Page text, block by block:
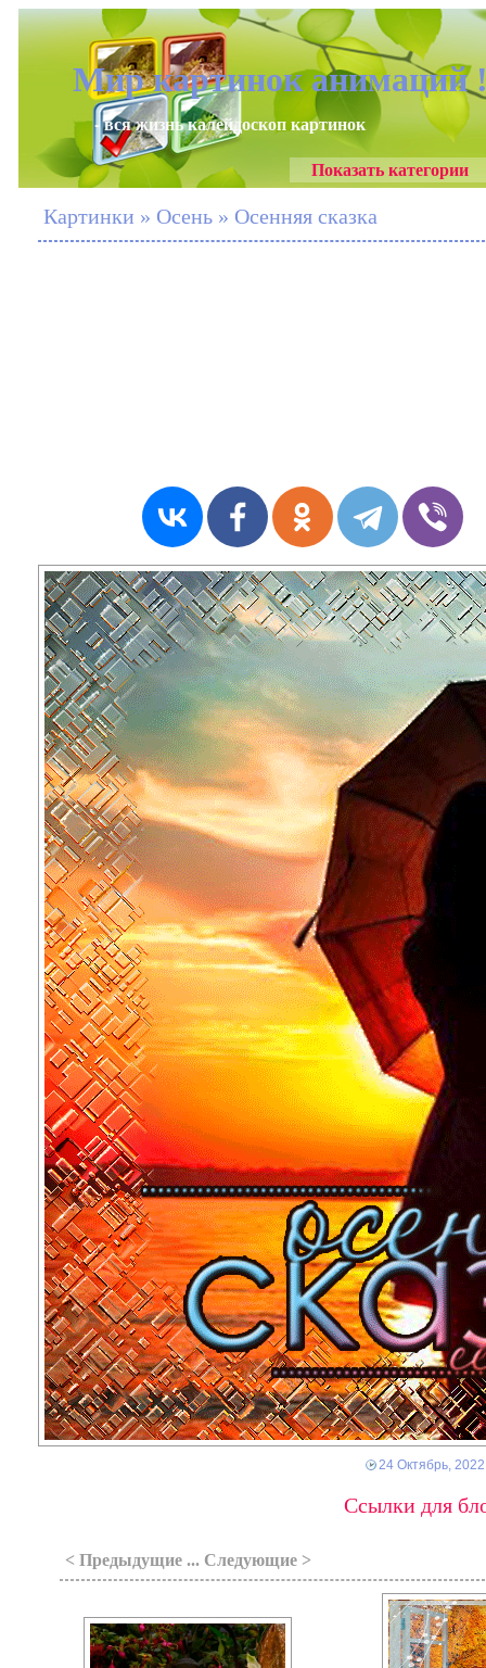
Мир картинок анимаций
- вся жизнь калейдоскоп картинок
Показать категории
Картинки » Осень » Осенняя сказка
24 Октябрь, 2022
Ссылки для
< Предыдущие ... Следующие >